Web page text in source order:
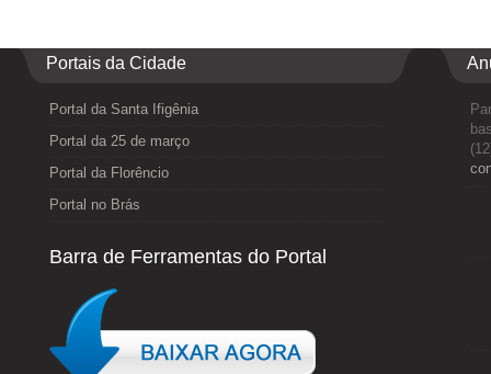
Portais da Cidade
Portal da Santa Ifigênia
Portal da 25 de março
Portal da Florêncio
Portal no Brás
Barra de Ferramentas do Portal